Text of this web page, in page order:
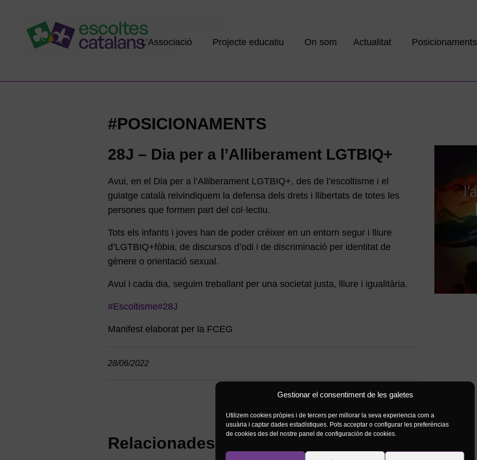
Gestionar el consentiment de les galetes
Utilizem cookies pròpies i de tercers per millorar la seva experiencia com a
usuària i captar dades estadístiques. Pots acceptar o configurar les preferèncias
de cookies des del nostre panel de configuración de cookies.
L’Associació Projecte educatiu On som Actualitat Posicionaments
#POSICIONAMENTS
28J – Dia per a l’Alliberament LGTBIQ+
Avui, en el Dia per a l’Alliberament LGTBIQ+, des de l’escoltisme i el
guiatge català reivindiquem la defensa dels drets i llibertats de totes les
persones que formen part del col·lectiu.
Tots els infants i joves han de poder créixer en un entorn segur i lliure
d’LGTBIQ+fòbia, de discursos d’odi i de discriminació per identitat de
gènere o orientació sexual.
Avui i cada dia, seguim treballant per una societat justa, lliure i igualitària.
#Escoltisme#28J
Manifest elaborat per la FCEG
28/06/2022
Relacionades